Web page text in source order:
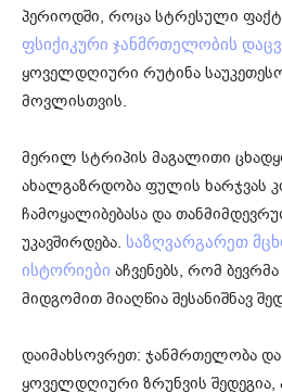
პერიოდში, როცა სტრესული
ფსიქიკური ჯანმრთელობის
ყოველდღიური რუტინა საუკეთესო
მოვლისთვის.
მერილ სტრიპის მაგალითი
ახალგაზრდობა ფულის ხარჯვას
ჩამოყალიბებასა და
უკავშირდება. საზღვარგარეთ
ისტორიები აჩვენებს, რომ
მიდგომით მიაღწია შესანიშნავ
დაიმახსოვრეთ: ჯანმრთელობა
ყოველდღიური ზრუნვის